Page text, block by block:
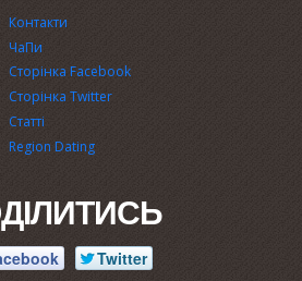
Контакти
ЧаПи
Сторінка Facebook
Сторінка Twitter
Статті
Region Dating
Twitter